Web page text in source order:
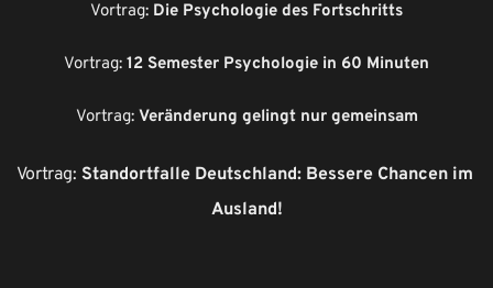
Vortrag: Die Psychologie des Fortschritts
Vortrag: 12 Semester Psychologie in 60 Minuten
Vortrag: Veränderung gelingt nur gemeinsam
Vortrag: Standortfalle Deutschland: Bessere Chancen im
Ausland!